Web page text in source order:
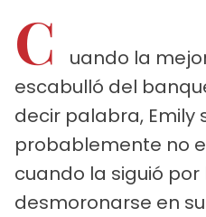
C
uando la
escabulló del
decir palabra, Emily
probablemente no
cuando la siguió por
desmoronarse en